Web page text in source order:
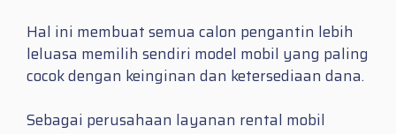
Hal ini membuat semua calon pengantin lebih
leluasa memilih sendiri model mobil yang paling
cocok dengan keinginan dan ketersediaan dana.
Sebagai perusahaan layanan rental mobil